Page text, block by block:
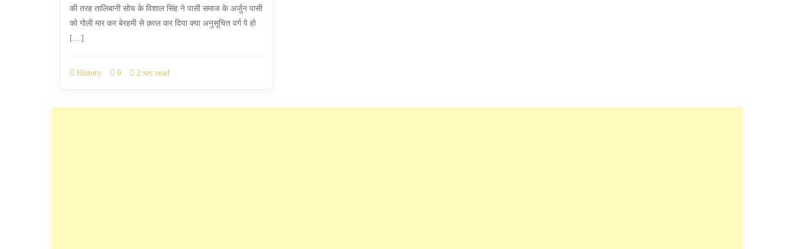
की तरह तालिबानी सोच के विशाल सिंह ने पासी समाज के अर्जुन पासी
को गोली मार कर बेरहमी से क़त्ल कर दिया क्या अनुसूचित वर्ग पे हो
[…]
History 0 2 sec read